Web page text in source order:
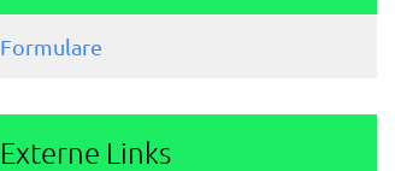
Formulare
Externe Links